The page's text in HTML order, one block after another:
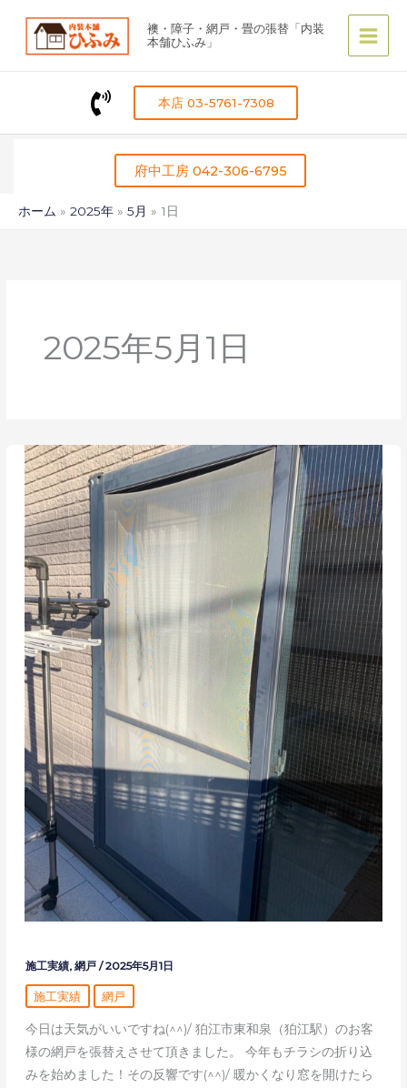
襖・障子・網戸・畳の張替「内装
本舗ひふみ」
本店 03-5761-7308
府中工房 042-306-6795
ホーム 2025年 5月 1日
2025年5月1日
施工実績, 網戸/2025年5月1日
施工実績 網戸
今日は天気がいいですね(^^)/ 狛江市東和泉（狛江駅）のお客
様の網戸を張替えさせて頂きました。 今年もチラシの折り込
みを始めました！その反響です(^^)/ 暖かくなり窓を開けたら